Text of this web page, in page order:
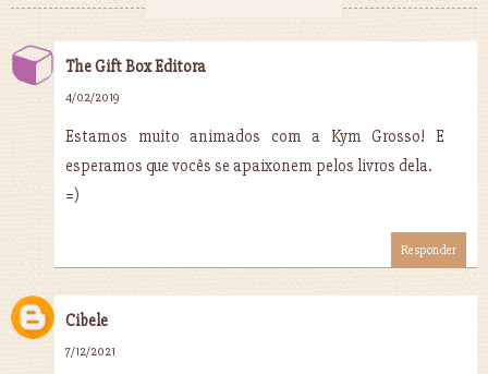
The Gift Box Editora
4/02/2019
Estamos muito animados com a Kym Grosso! E
esperamos que vocês se apaixonem pelos livros dela.
=)
Responder
Cibele
7/12/2021